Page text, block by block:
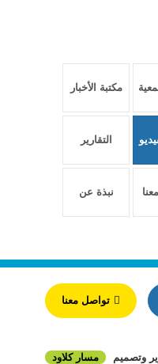
مكتبة الأخبار
التقارير
نبذة عن
تواصل معنا
وتصميم مسار كلاود